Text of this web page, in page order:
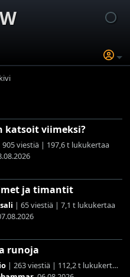
katsoit viimeksi?
905 viestiä | 197,6 t lukukertaa
ja timantit
| 65 viestiä | 7,1 t lukukertaa
runoja
| 263 viestiä | 112,2 t lukukertaa